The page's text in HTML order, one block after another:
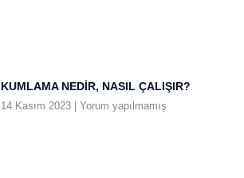
KUMLAMA NEDIR, NASIL ÇALIŞIR?
14 Kasım 2023 Yorum yapılmamış